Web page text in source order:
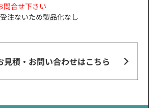
合せ下さい
注ないため製品化なし
見積・お問い合わせはこちら